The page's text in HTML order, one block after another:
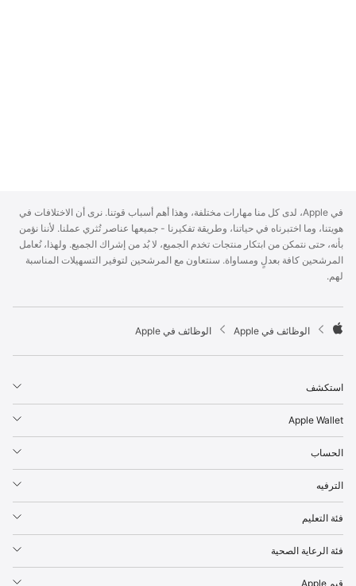
p
p
l
e
F
o
t
r
في Apple، لدى كل منا مهارات مختلفة، وهذا أهم أسباب قوتنا. نرى أن الاختلافات في
هويتنا، وما اختبرناه في حياتنا، وطريقة تفكيرنا - جميعها عناصر تُثري عملنا. لأننا نؤمن
بأنه، حتى نتمكن من ابتكار منتجات تخدم الجميع، لا بُد من إشراك الجميع. ولهذا، نُعامل
المرشحين كافة بعدلٍ ومساواة. سنتعاون مع المرشحين لتوفير التسهيلات المناسبة
لهم.

p
l
e
الوظائف في Apple الوظائف في Apple
استكشف
Apple Wallet
الحساب
الترفيه
فئة التعليم
فئة الرعاية الصحية
قيم Apple